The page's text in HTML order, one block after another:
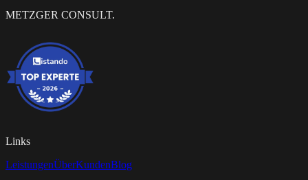
METZGER CONSULT.
Links
LeistungenÜberKundenBlog